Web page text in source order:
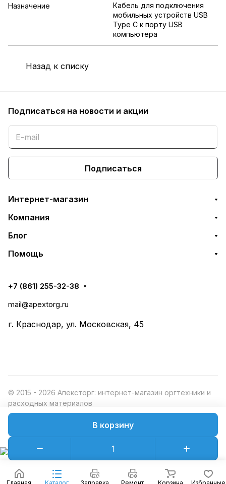
В корзину
Назначение
Кабель для подключения
мобильных устройств USB
Type C к порту USB
компьютера
Назад к списку
Подписаться на новости и акции
Подписаться
Интернет-магазин
Компания
Блог
Помощь
+7 (861) 255-32-38
mail@apextorg.ru
г. Краснодар, ул. Московская, 45
© 2015 - 2026 Апексторг: интернет-магазин оргтехники и
расходных материалов
Конфиденциальность